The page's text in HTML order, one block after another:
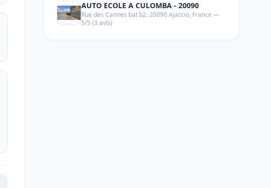
AUTO ECOLE A CULOMBA - 20090
Rue des Cannes bat b2, 20090 Ajaccio, France —
5/5 (3 avis)